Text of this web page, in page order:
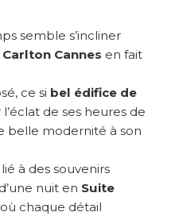
L
e
l
t
n
–
é
semble s’incliner
Carlton Cannes en fait
ce si bel édifice de
de ses heures de
belle modernité à son
à des souvenirs
nuit en Suite
où chaque détail